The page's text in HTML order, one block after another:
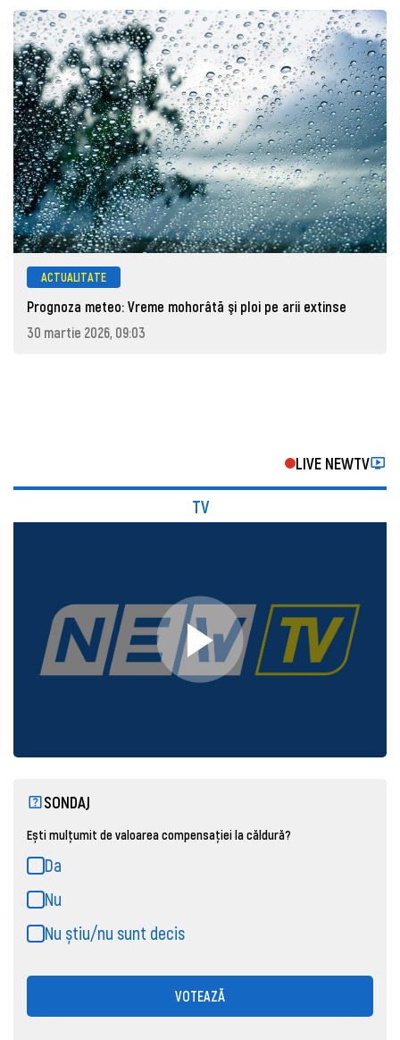
ACTUALITATE
Prognoza meteo: Vreme mohorâtă şi ploi pe arii extinse
30 martie 2026, 09:03
LIVE NEWTV
TV
SONDAJ
Ești mulțumit de valoarea compensației la căldură?
Da
Nu
Nu știu/nu sunt decis
VOTEAZĂ